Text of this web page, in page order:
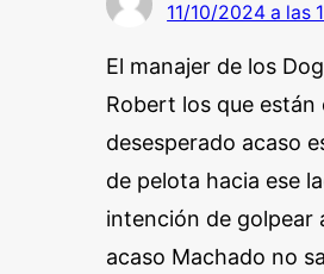
11/10/2024 a las
El manajer de los
Robert los que
desesperado acaso
de pelota hacia ese
intención de golpear
acaso Machado no